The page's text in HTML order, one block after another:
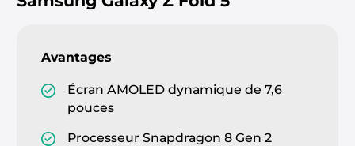
Avantages
Écran AMOLED dynamique de 7,6
pouces
Processeur Snapdragon 8 Gen 2